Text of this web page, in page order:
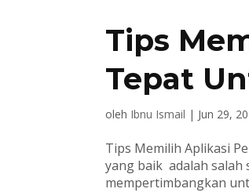
Tips
Tepat
oleh Ibnu Ismail | Jun 29,
Tips Memilih Aplikasi
yang baik adalah salah
mempertimbangkan